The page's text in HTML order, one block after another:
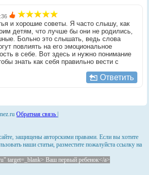
и хорошие советы. Я часто слышу, как
детям, что лучше бы они не родились,
Больно это слышать, ведь слова
повлиять на его эмоциональное
в себе. Вот здесь и нужно понимание
знать как себя правильно вести с
Ответить
Обратная связь
защищены авторскими правами. Если вы хотите
наши статьи, разместите пожалуйста ссылку на
target=_blank> Ваш первый ребенок</a>